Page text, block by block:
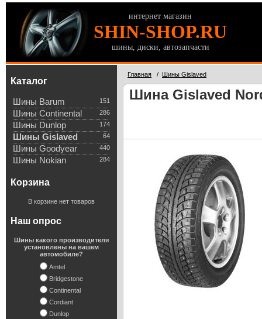
интернет магазин
SHIN-SHOP.RU
шины, диски, автозапчасти
Каталог
151
Шины Barum
286
Шины Continental
174
Шины Dunlop
64
Шины Gislaved
440
Шины Goodyear
284
Шины Nokian
Корзина
В корзине нет товаров
Наш опрос
Шины какого производителя
установлены на вашем
автомобиле?
Amtel
Bridgestone
Continental
Cordiant
Dunlop
Главная / Шины Gislaved
Шина Gislaved